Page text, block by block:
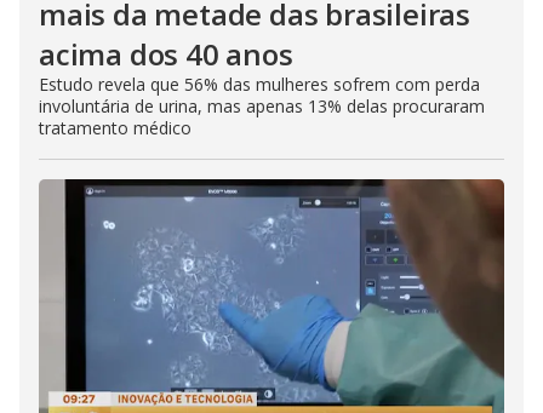
mais da metade das brasileiras
acima dos 40 anos
Estudo revela que 56% das mulheres sofrem com perda
involuntária de urina, mas apenas 13% delas procuraram
tratamento médico